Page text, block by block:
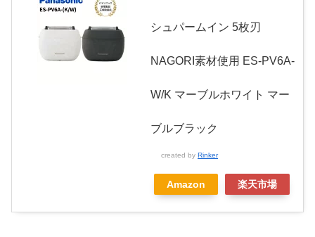
シュパームイン 5枚刃
NAGORI素材使用 ES-PV6A-
W/K マーブルホワイト マー
ブルブラック
created by Rinker
Amazon 楽天市場